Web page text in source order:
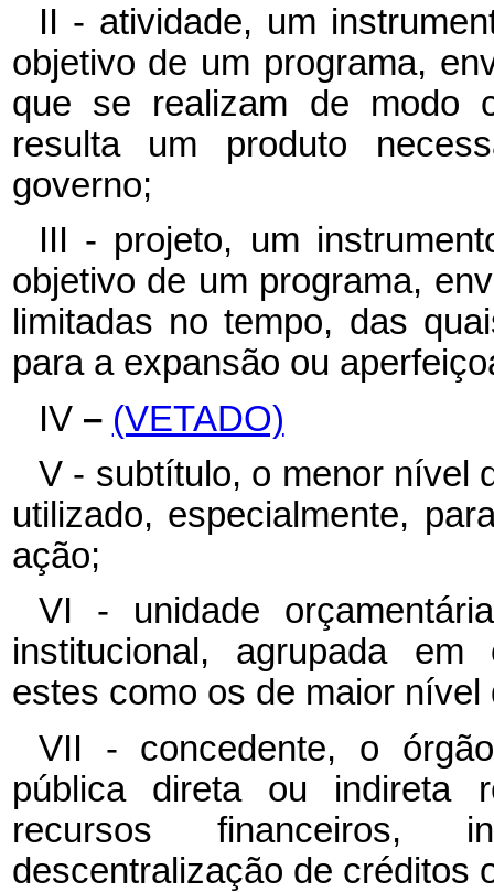
II - atividade, um
objetivo de um programa,
que se realizam de modo
resulta um produto
governo;
III - projeto, um
objetivo de um programa,
limitadas no tempo, das
para a expansão ou
IV – (VETADO)
V - subtítulo, o menor nível
utilizado, especialmente,
ação;
VI - unidade
institucional, agrupada em
estes como os de maior
VII - concedente, o
pública direta ou indireta
recursos financeiros,
descentralização de créditos